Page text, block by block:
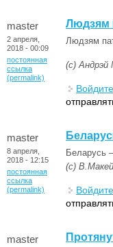
master
2 апреля,
2018 - 00:09
постоянная
ссылка
(permalink)
Людзям
Людзям
(с) Андрэй
Войдите
master
8 апреля,
2018 - 12:15
постоянная
ссылка
(permalink)
Беларусь
(с)
Войдите
master